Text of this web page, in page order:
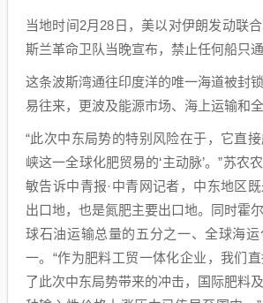
当地时间2月28日，美以对伊朗发动联
斯兰革命卫队当晚宣布，禁止任何船只
这条波斯湾通往印度洋的唯一海道被封
易往来，更波及能源市场、海上运输和全
“此次中东局势的特别风险在于，它直
峡这一全球化肥贸易的‘主动脉’。”苏农
敏告诉中青报·中青网记者，中东地区
出口地，也是氮肥主要出口地。同时霍
球石油运输总量的五分之一、全球海
一。“作为肥料工贸一体化企业，我们
了此次中东局势带来的冲击，国际肥料